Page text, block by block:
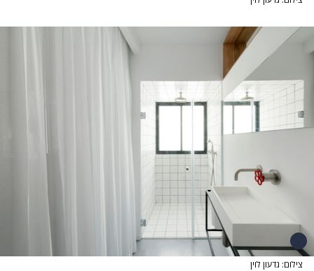
צילום: גדעון לוין